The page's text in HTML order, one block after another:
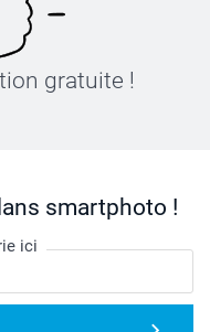
gratuite !
smartphoto !
ici